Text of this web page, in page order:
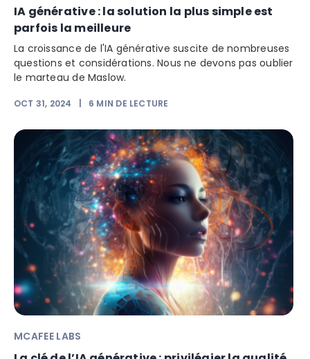
IA générative : la solution la plus simple est
parfois la meilleure
La croissance de l'IA générative suscite de nombreuses
questions et considérations. Nous ne devons pas oublier
le marteau de Maslow.
OCT 31, 2024 6 MIN DE LECTURE
MCAFEE LABS